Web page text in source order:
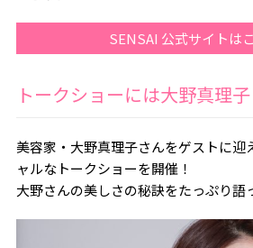
SENSAI 公式サイトは
トークショーには大野真理
美容家・大野真理子さんをゲストに迎
ャルなトークショーを開催！
大野さんの美しさの秘訣をたっぷり語